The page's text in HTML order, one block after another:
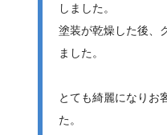
しました。
塗装が乾燥した後、
ました。
とても綺麗になりお
た。